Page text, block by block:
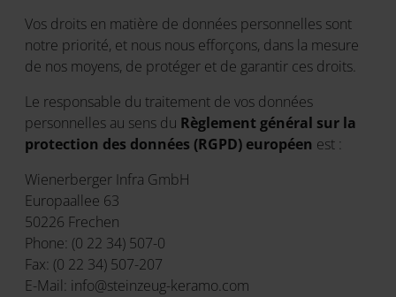
Vos droits en matière de données personnelles sont
notre priorité, et nous nous efforçons, dans la mesure
de nos moyens, de protéger et de garantir ces droits.
Le responsable du traitement de vos données
personnelles au sens du Règlement général sur la
protection des données (RGPD) européen est :
Wienerberger Infra GmbH
Europaallee 63
50226 Frechen
Phone: (0 22 34) 507-0
Fax: (0 22 34) 507-207
E-Mail: info@steinzeug-keramo.com